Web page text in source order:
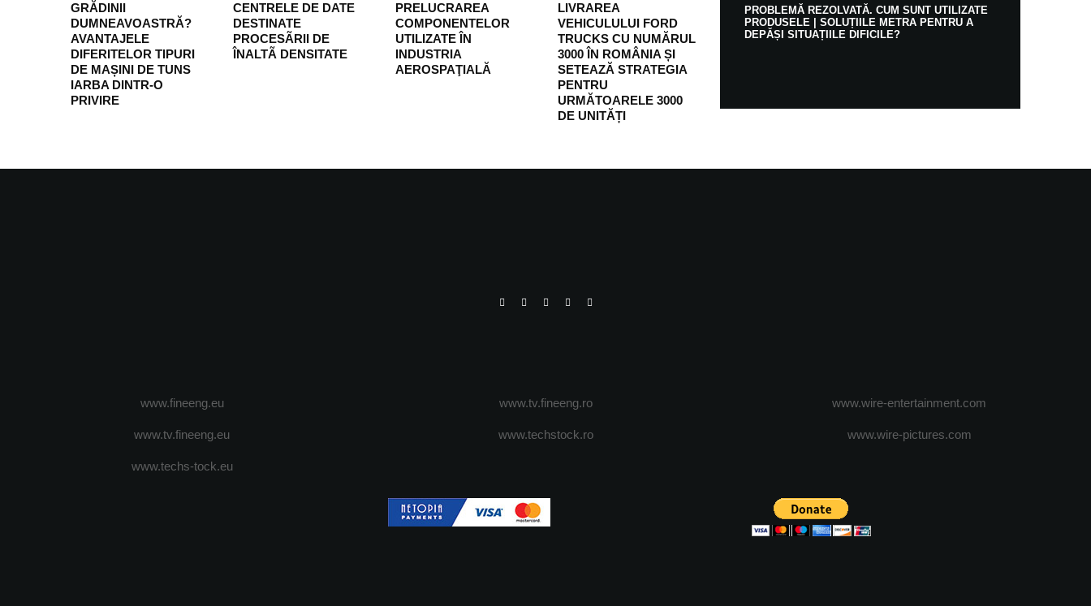
GRĂDINII
DUMNEAVOASTRĂ?
AVANTAJELE
DIFERITELOR TIPURI
DE MAȘINI DE TUNS
IARBA DINTR-O
PRIVIRE
CENTRELE DE DATE
DESTINATE
PROCESÃRII DE
ÎNALTÃ DENSITATE
PRELUCRAREA
COMPONENTELOR
UTILIZATE ÎN
INDUSTRIA
AEROSPAŢIALĂ
LIVRAREA
VEHICULULUI FORD
TRUCKS CU NUMĂRUL
3000 ÎN ROMÂNIA ȘI
SETEAZĂ STRATEGIA
PENTRU
URMĂTOARELE 3000
DE UNITĂȚI
PROBLEMĂ REZOLVATĂ. CUM SUNT UTILIZATE
PRODUSELE | SOLUȚIILE METRA PENTRU A
DEPĂȘI SITUAȚIILE DIFICILE?
www.fineeng.eu
www.tv.fineeng.eu
www.techs-tock.eu
www.tv.fineeng.ro
www.techstock.ro
www.wire-entertainment.com
www.wire-pictures.com